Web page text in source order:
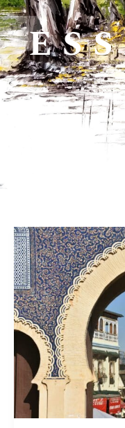
Le
Stage
Aquarelle
Carnets
de
voyage
Maroc
04
Mai>11
Mai
2026